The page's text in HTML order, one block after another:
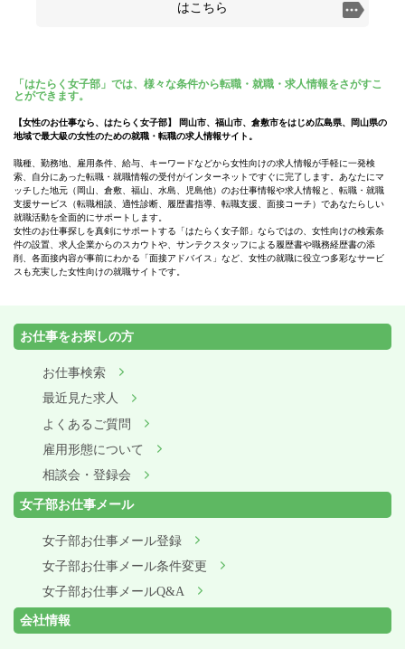
はこちら
「はたらく女子部」では、様々な条件から転職・就職・求人情報をさがすこ
とができます。
【女性のお仕事なら、はたらく女子部】 岡山市、福山市、倉敷市をはじめ広島県、岡山県の
地域で最大級の女性のための就職・転職の求人情報サイト。
職種、勤務地、雇用条件、給与、キーワードなどから女性向けの求人情報が手軽に一発検
索、自分にあった転職・就職情報の受付がインターネットですぐに完了します。あなたにマ
ッチした地元（岡山、倉敷、福山、水島、児島他）のお仕事情報や求人情報と、転職・就職
支援サービス（転職相談、適性診断、履歴書指導、転職支援、面接コーチ）であなたらしい
就職活動を全面的にサポートします。
女性のお仕事探しを真剣にサポートする「はたらく女子部」ならではの、女性向けの検索条
件の設置、求人企業からのスカウトや、サンテクスタッフによる履歴書や職務経歴書の添
削、各面接内容が事前にわかる「面接アドバイス」など、女性の就職に役立つ多彩なサービ
スも充実した女性向けの就職サイトです。
お仕事をお探しの方
お仕事検索
最近見た求人
よくあるご質問
雇用形態について
相談会・登録会
女子部お仕事メール
女子部お仕事メール登録
女子部お仕事メール条件変更
女子部お仕事メールQ&A
会社情報